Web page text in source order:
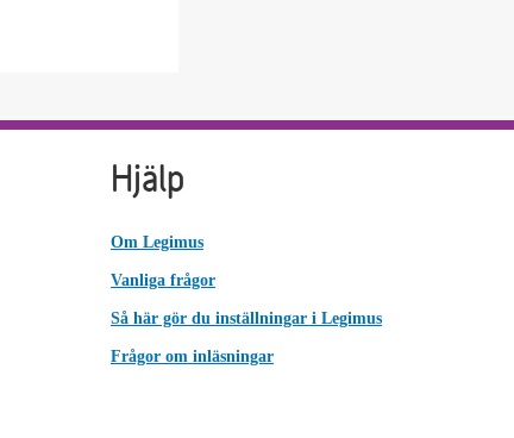
Hjälp
Om Legimus
Vanliga frågor
Så här gör du inställningar i Legimus
Frågor om inläsningar